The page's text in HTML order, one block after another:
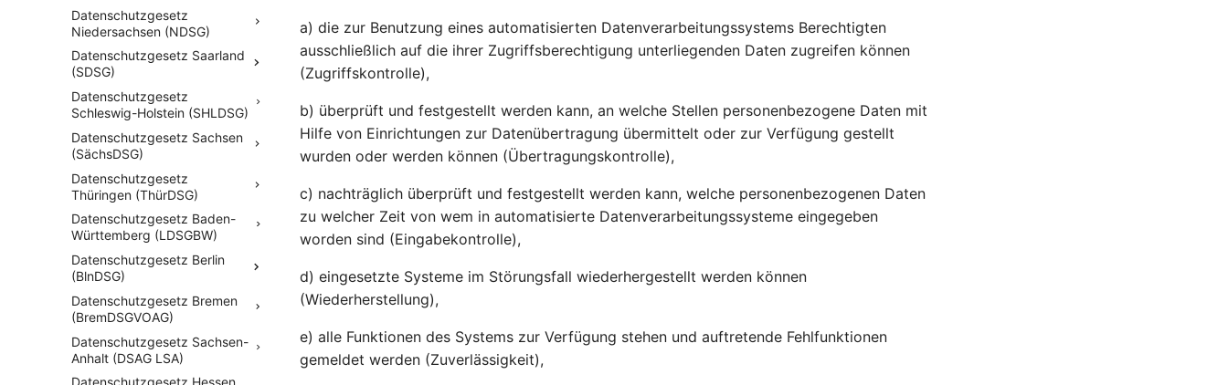
Datenschutzgesetz
Niedersachsen (NDSG)
Datenschutzgesetz Saarland
(SDSG)
Datenschutzgesetz
Schleswig-Holstein (SHLDSG)
Datenschutzgesetz Sachsen
(SächsDSG)
Datenschutzgesetz
Thüringen (ThürDSG)
Datenschutzgesetz Baden-
Württemberg (LDSGBW)
Datenschutzgesetz Berlin
(BlnDSG)
Datenschutzgesetz Bremen
(BremDSGVOAG)
Datenschutzgesetz Sachsen-
Anhalt (DSAG LSA)
a) die zur Benutzung eines automatisierten Datenverarbeitungssystems Berechtigten
ausschließlich auf die ihrer Zugriffsberechtigung unterliegenden Daten zugreifen können
(Zugriffskontrolle),
b) überprüft und festgestellt werden kann, an welche Stellen personenbezogene Daten mit
Hilfe von Einrichtungen zur Datenübertragung übermittelt oder zur Verfügung gestellt
wurden oder werden können (Übertragungskontrolle),
c) nachträglich überprüft und festgestellt werden kann, welche personenbezogenen Daten
zu welcher Zeit von wem in automatisierte Datenverarbeitungssysteme eingegeben
worden sind (Eingabekontrolle),
d) eingesetzte Systeme im Störungsfall wiederhergestellt werden können
(Wiederherstellung),
e) alle Funktionen des Systems zur Verfügung stehen und auftretende Fehlfunktionen
gemeldet werden (Zuverlässigkeit),